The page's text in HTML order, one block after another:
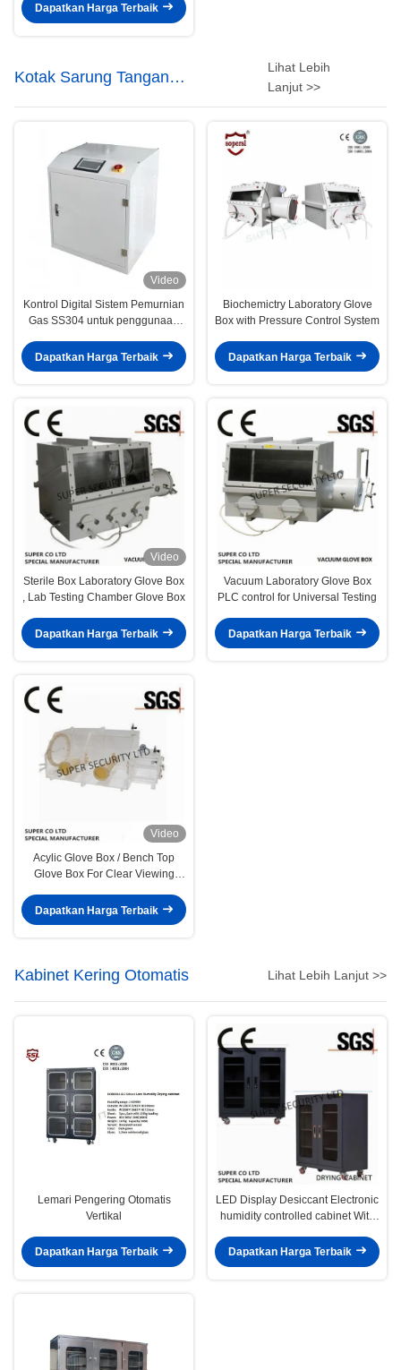
Dapatkan Harga Terbaik
Kotak Sarung Tangan
Laboratorium
Lihat Lebih
Lanjut >>
Video
Kontrol Digital Sistem Pemurnian
Gas SS304 untuk penggunaan
Dapatkan Harga Terbaik
Biochemictry Laboratory Glove
Box with Pressure Control System
Dapatkan Harga Terbaik
Video
Sterile Box Laboratory Glove Box
, Lab Testing Chamber Glove Box
Dapatkan Harga Terbaik
Vacuum Laboratory Glove Box
PLC control for Universal Testing
Dapatkan Harga Terbaik
Video
Acylic Glove Box / Bench Top
Glove Box For Clear Viewing
Dapatkan Harga Terbaik
Kabinet Kering Otomatis Lihat Lebih Lanjut >>
Lemari Pengering Otomatis
Vertikal
Dapatkan Harga Terbaik
LED Display Desiccant Electronic
humidity controlled cabinet With
Dapatkan Harga Terbaik